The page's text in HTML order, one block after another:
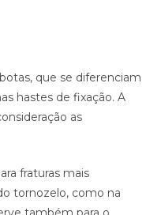
que se diferenciam
hastes de fixação. A
as
fraturas mais
tornozelo, como na